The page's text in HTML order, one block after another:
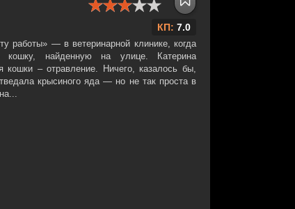
КП: 7.0
работы» — в ветеринарной клинике, когда
кошку, найденную на улице. Катерина
кошки – отравление. Ничего, казалось бы,
крысиного яда — но не так проста в